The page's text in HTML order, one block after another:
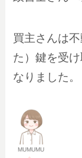
買主さんは
た）鍵を受
なりました。
MUMUMU